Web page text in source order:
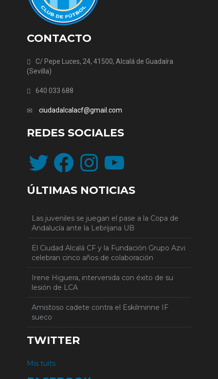
CONTACTO
C/ Pepe Luces, 24, 41500, Alcalá de Guadaíra
(Sevilla)
640 033 688
ciudadalcalacf@gmail.com
REDES SOCIALES
Twitter FacebookInstagramYouTube
ÚLTIMAS NOTICIAS
Las juveniles se juegan el pase a la Copa de
Andalucía ante la Lebrijana UB
El Ciudad Alcalá CF y la Fundación Grupo Azvi
celebran cinco años de colaboración
Irene Higuera, intervenida con éxito de su
lesión de LCA
Amistoso cadete contra el Eskilminne IF
sueco
TWITTER
Mis tuits